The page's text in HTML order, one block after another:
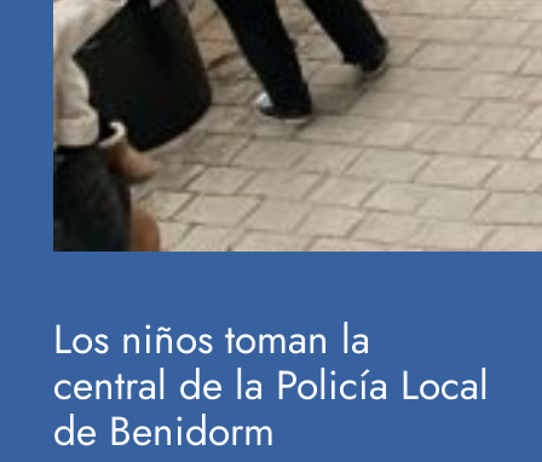
Los niños toman la
central de la Policía Local
de Benidorm